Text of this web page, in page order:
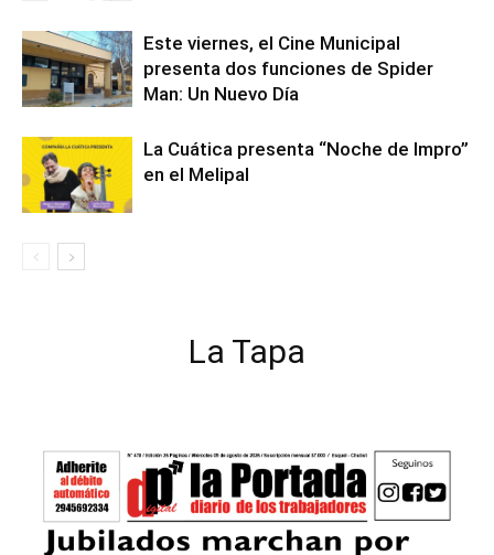
Este viernes, el Cine Municipal
presenta dos funciones de Spider
Man: Un Nuevo Día
La Cuática presenta “Noche de Impro”
en el Melipal
La Tapa